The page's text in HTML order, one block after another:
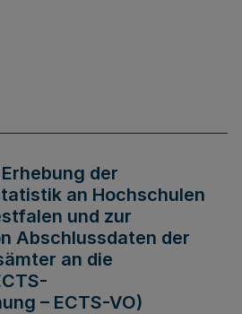
der
an Hochschulen
und zur
Abschlussdaten der
an die
– ECTS-VO)